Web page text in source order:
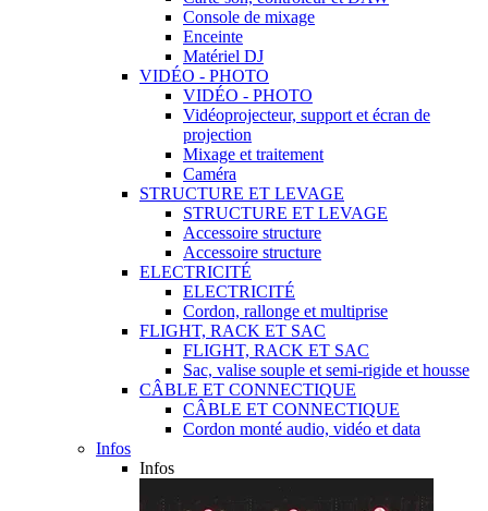
Console de mixage
Enceinte
Matériel DJ
VIDÉO - PHOTO
VIDÉO - PHOTO
Vidéoprojecteur, support et écran de
projection
Mixage et traitement
Caméra
STRUCTURE ET LEVAGE
STRUCTURE ET LEVAGE
Accessoire structure
Accessoire structure
ELECTRICITÉ
ELECTRICITÉ
Cordon, rallonge et multiprise
FLIGHT, RACK ET SAC
FLIGHT, RACK ET SAC
Sac, valise souple et semi-rigide et housse
CÂBLE ET CONNECTIQUE
CÂBLE ET CONNECTIQUE
Cordon monté audio, vidéo et data
Infos
Infos